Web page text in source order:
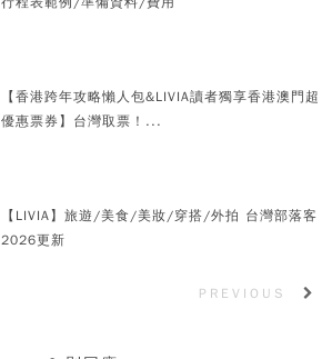
【香港跨年攻略懶人包&LIVIA讀者獨享香港澳門超
優惠票券】台灣取票！...
【LIVIA】旅遊/美食/美妝/穿搭/外拍 台灣部落客
2026更新
PREVIOUS